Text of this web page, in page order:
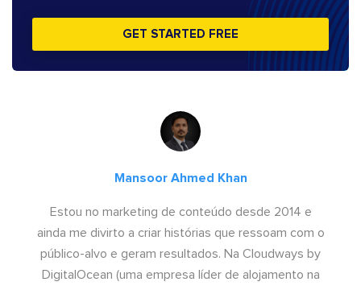
GET STARTED FREE
Mansoor Ahmed Khan
Estou no marketing de conteúdo desde 2014 e
ainda me divirto a criar histórias que ressoam com o
público-alvo e geram resultados. Na Cloudways by
DigitalOcean (uma empresa líder de alojamento na